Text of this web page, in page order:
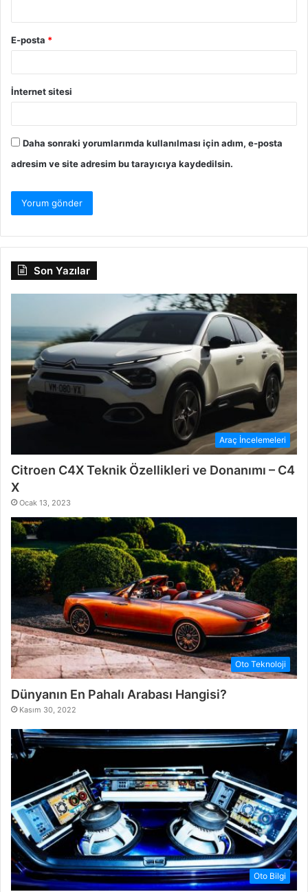
E-posta *
İnternet sitesi
Daha sonraki yorumlarımda kullanılması için adım, e-posta
adresim ve site adresim bu tarayıcıya kaydedilsin.
Son Yazılar
Araç İncelemeleri
Citroen C4X Teknik Özellikleri ve Donanımı – C4
X
Ocak 13, 2023
Oto Teknoloji
Dünyanın En Pahalı Arabası Hangisi?
Kasım 30, 2022
Oto Bilgi